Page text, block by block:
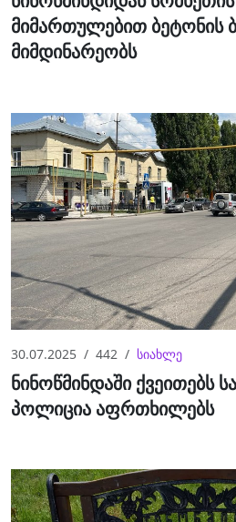
მიმართულებით ბეტონის
მიმდინარეობს
30.07.2025 442 სიახლე
ნინოწმინდაში ქვეითებს
პოლიცია აფრთხილებს